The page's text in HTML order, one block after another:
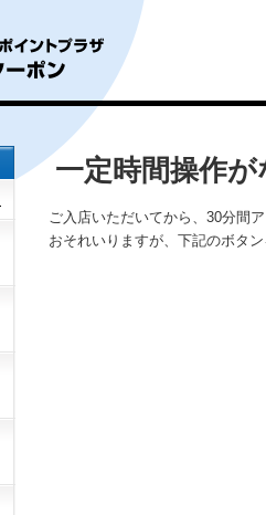
一定時間操作
ご入店いただいてから、30分間
おそれいりますが、下記のボタ